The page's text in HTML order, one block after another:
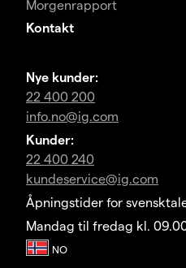
Morgenrapport
Kontakt
Nye kunder:
22 400 200
info.no@ig.com
Kunder:
22 400 240
kundeservice@ig.com
Åpningstider for
Mandag til fredag kl.